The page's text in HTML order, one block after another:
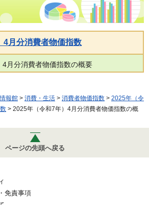
4月分消費者物価指数
月分消費者物価指数の概要
報館 > 消費・生活 > 消費者物価指数 > 2025年（令
> 2025年（令和7年）4月分消費者物価指数の概
ページの先頭へ戻る
免責事項